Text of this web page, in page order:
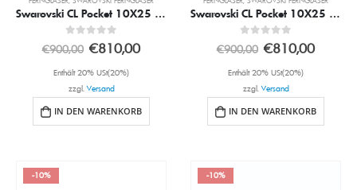
Swarovski CL Pocket 10X25 Grün inkl. Mo Mountain Zubehörpaket
0 out of 5
€900,00 €810,00
Enthält 20% USt(20%)
zzgl.Versand
IN DEN WARENKORB
Swarovski CL Pocket 10X25 Grün inkl. WN Wild Nature Zubehörpaket
0 out of 5
€900,00 €810,00
Enthält 20% USt(20%)
zzgl.Versand
IN DEN WARENKORB
-10% -10%